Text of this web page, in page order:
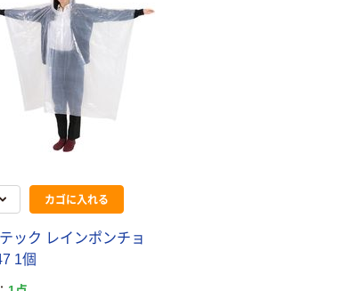
カゴに入れる
ック レインポンチョ
1個